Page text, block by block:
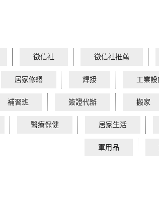
徵信社 徵信社推薦
居家修繕 焊接 工業設
補習班 簽證代辦 搬家
醫療保健 居家生活
軍用品